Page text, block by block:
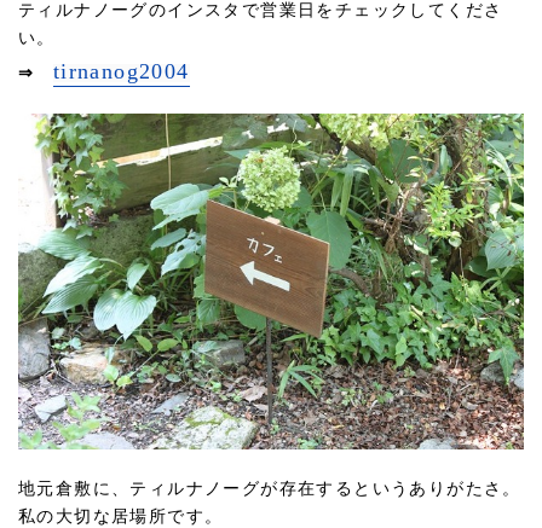
ティルナノーグのインスタで営業日をチェックしてくださ
い。
⇒ tirnanog2004
地元倉敷に、ティルナノーグが存在するというありがたさ。
私の大切な居場所です。